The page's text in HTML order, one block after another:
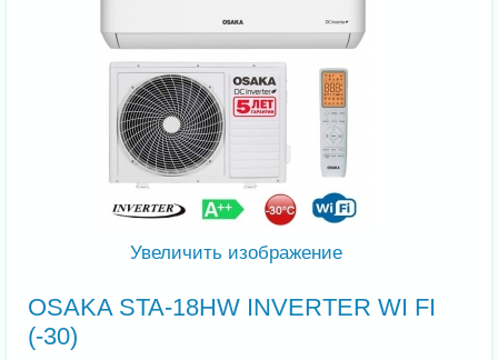
Увеличить изображение
OSAKA STA-18HW INVERTER WI FI
(-30)